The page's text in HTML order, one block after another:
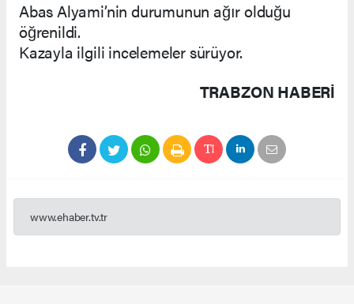
Abas Alyami’nin durumunun ağır olduğu
öğrenildi.
Kazayla ilgili incelemeler sürüyor.
TRABZON HABERİ
www.ehaber.tv.tr